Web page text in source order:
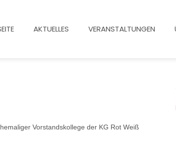
AKTUELLES VERANSTALTUNGEN
Vorstandskollege der KG Rot Weiß